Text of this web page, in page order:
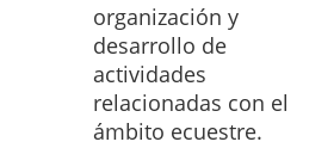
organización y
desarrollo de
actividades
relacionadas con el
ámbito ecuestre.